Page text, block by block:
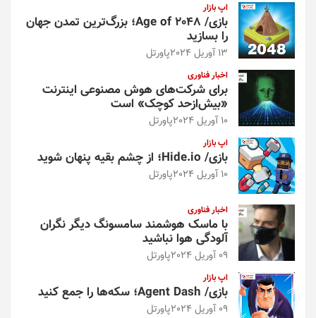
اپ بازار
بازی/ Age of 2048؛ بزرگ‌ترین تمدن جهان
را بسازید
13 آوریل 2024 پاورتل
اخبار فناوری
برای شرکت‌های هوش مصنوعی اینترنت
«بیش‌از‌حد کوچک» است
10 آوریل 2024 پاورتل
اپ بازار
بازی/ Hide.io؛ از چشم بقیه پنهان شوید
10 آوریل 2024 پاورتل
اخبار فناوری
با ماسک هوشمند سامسونگ دیگر نگران
آلودگی هوا نباشید
09 آوریل 2024 پاورتل
اپ بازار
بازی/ Agent Dash؛ سکه‌ها را جمع کنید
09 آوریل 2024 پاورتل